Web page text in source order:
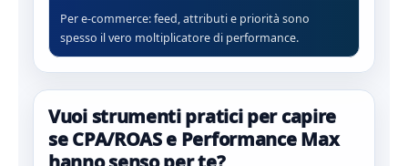
Per e‑commerce: feed, attributi e priorità sono
spesso il vero moltiplicatore di performance.
Vuoi strumenti pratici per capire
se CPA/ROAS e Performance Max